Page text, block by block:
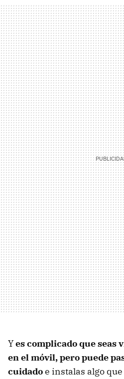
Yes complicado que seas
en el móvil, pero puede
cuidadoe instalas algo